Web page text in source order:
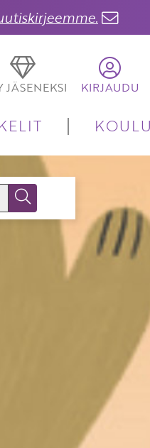
JÄSENEKSI KIRJAUDU
Tietopalvelun